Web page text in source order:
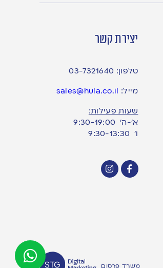
יצירת קשר
טלפון: 03-7321640
מייל: sales@hula.co.il
שעות פעילות:
א’-ה’ 9:30-19:00
ו׳ 9:30-13:30
משרד פרסום